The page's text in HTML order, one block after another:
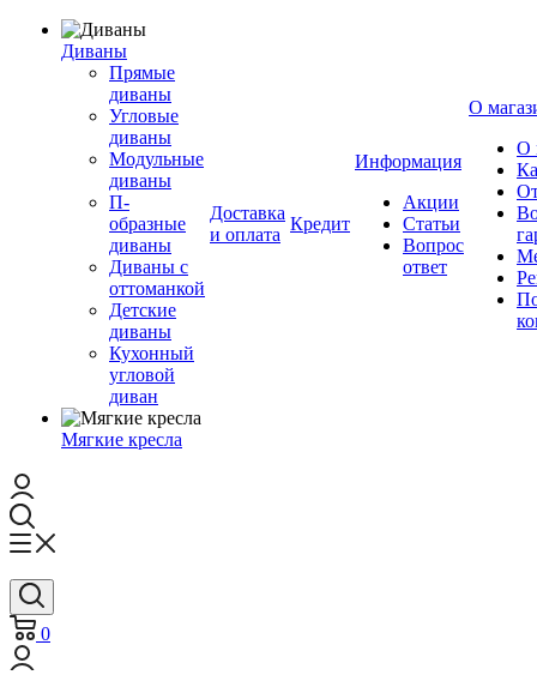
Диваны
Прямые
диваны
Угловые
диваны
Модульные
диваны
П-
образные
диваны
Диваны с
оттоманкой
Детские
диваны
Кухонный
угловой
диван
Мягкие кресла
Доставка
и оплата
Кредит
Информация
Акции
Статьи
Вопрос
ответ
О
О
0